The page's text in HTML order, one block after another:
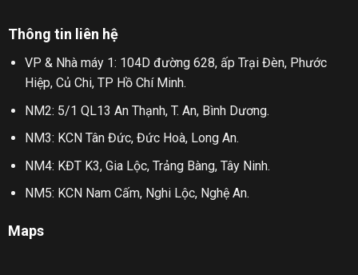
Thông tin liên hệ
VP & Nhà máy 1: 104D đường 628, ấp Trại Đèn, Phước
Hiệp, Củ Chi, TP Hồ Chí Minh.
NM2: 5/1 QL13 An Thạnh, T. An, Bình Dương.
NM3: KCN Tân Đức, Đức Hoà, Long An.
NM4: KĐT K3, Gia Lộc, Trảng Bàng, Tây Ninh.
NM5: KCN Nam Cấm, Nghi Lộc, Nghệ An.
Maps